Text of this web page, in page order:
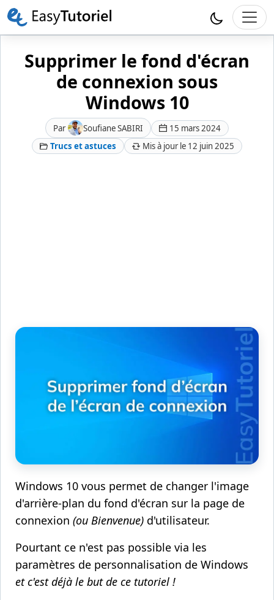
Supprimer le fond d'écran
de connexion sous
Windows 10
Par Soufiane SABIRI
15 mars 2024
Trucs et astuces
Mis à jour le 12 juin 2025
Windows 10 vous permet de changer l'image
d'arrière-plan du fond d'écran sur la page de
connexion (ou Bienvenue) d'utilisateur.
Pourtant ce n'est pas possible via les
paramètres de personnalisation de Windows
et c'est déjà le but de ce tutoriel !